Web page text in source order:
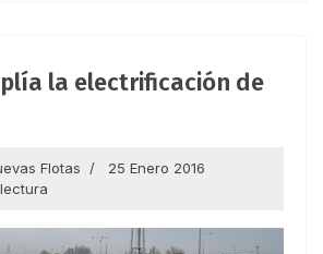
la electrificación de
Flotas
25 Enero 2016